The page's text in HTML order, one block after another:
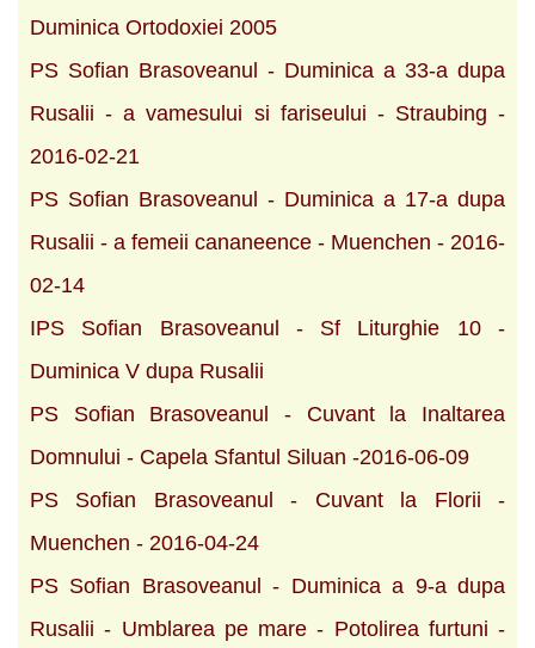
Duminica Ortodoxiei 2005
PS Sofian Brasoveanul - Duminica a 33-a dupa
Rusalii - a vamesului si fariseului - Straubing -
2016-02-21
PS Sofian Brasoveanul - Duminica a 17-a dupa
Rusalii - a femeii cananeence - Muenchen - 2016-
02-14
IPS Sofian Brasoveanul - Sf Liturghie 10 -
Duminica V dupa Rusalii
PS Sofian Brasoveanul - Cuvant la Inaltarea
Domnului - Capela Sfantul Siluan -2016-06-09
PS Sofian Brasoveanul - Cuvant la Florii -
Muenchen - 2016-04-24
PS Sofian Brasoveanul - Duminica a 9-a dupa
Rusalii - Umblarea pe mare - Potolirea furtuni -